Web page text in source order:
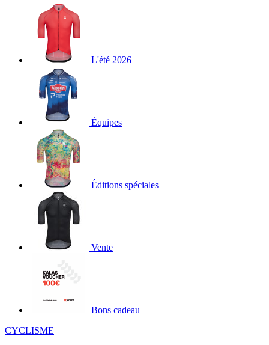
L'été 2026
Équipes
Éditions spéciales
Vente
Bons cadeau
CYCLISME